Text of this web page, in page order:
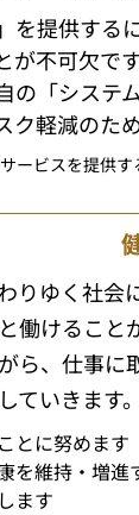
を提供す
が不可欠で
の「システ
軽減のた
ービスを提供
りゆく社会
働けること
ら、仕事
いきます。
とに努めます
を維持・増
ます